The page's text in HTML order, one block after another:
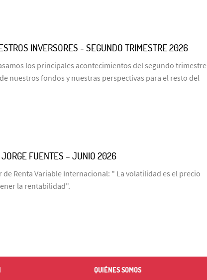
INVERSORES - SEGUNDO TRIMESTRE 2026
los principales acontecimientos del segundo trimestre
nuestros fondos y nuestras perspectivas para el resto del
JORGE FUENTES – JUNIO 2026
de Renta Variable Internacional: " La volatilidad es el precio
la rentabilidad".
QUIÉNES SOMOS